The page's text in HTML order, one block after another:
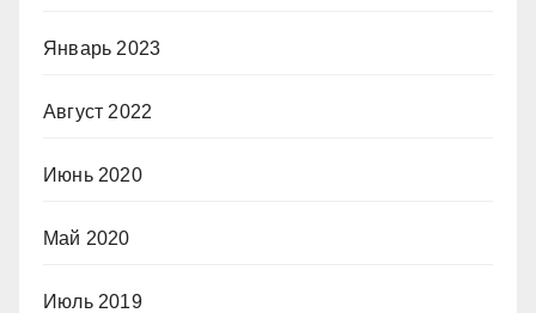
Январь 2023
Август 2022
Июнь 2020
Май 2020
Июль 2019